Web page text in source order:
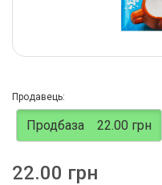
Продавець:
Продбаза 22.00 грн
22.00 грн